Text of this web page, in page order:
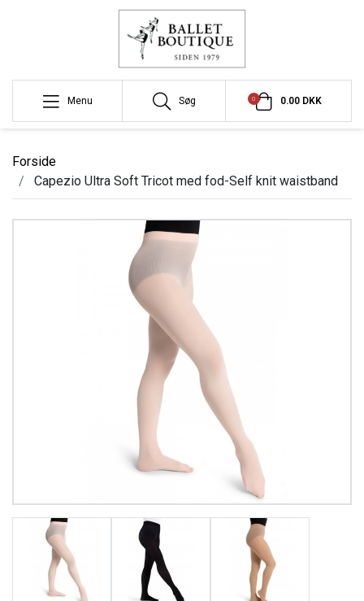
Menu Søg 0 0.00 DKK
Forside
Capezio Ultra Soft Tricot med fod-Self knit waistband